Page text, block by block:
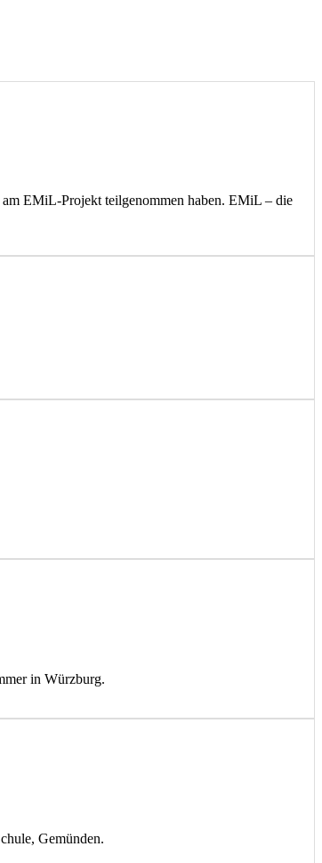
EMiL-Projekt teilgenommen haben. EMiL – die
in Würzburg.
Gemünden.